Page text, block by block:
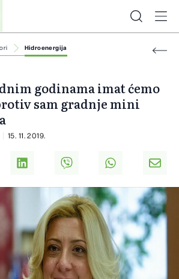
Hidroenergija
godinama imat ćemo
sam gradnje mini
15. 11. 2019.